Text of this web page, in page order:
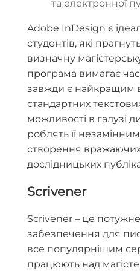
та електронної
Adobe InDesign є
студентів, які
визначну
програма вимагає
завжди є найкращим
стандартних
можливості в галузі
роблять її
створення вражаючих
дослідницьких
Scrivener
Scrivener – це
забезпечення для
все популярнішим
працюють над